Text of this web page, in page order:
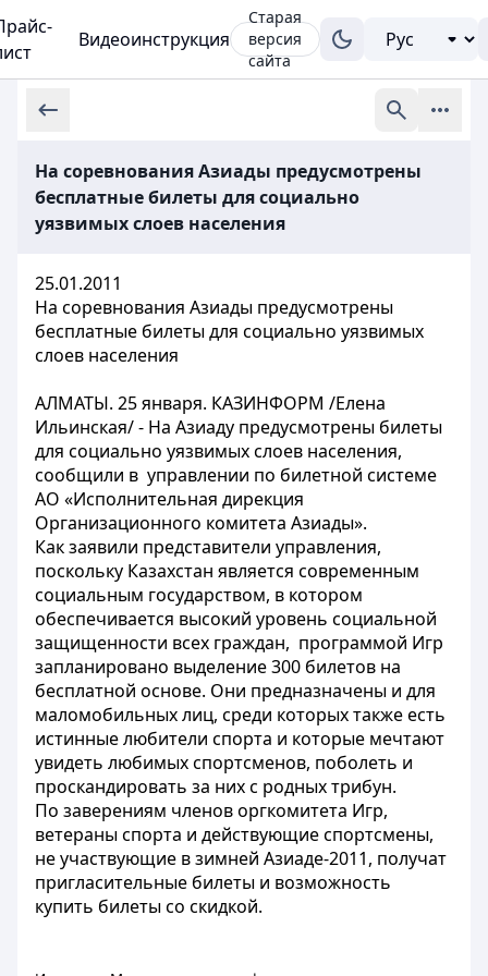
Видеоинструкция
Старая
версия
сайта
На соревнования Азиады предусмотрены
бесплатные билеты для социально
уязвимых слоев населения
25.01.2011
На соревнования Азиады предусмотрены
бесплатные билеты для социально уязвимых
слоев населения
АЛМАТЫ. 25 января. КАЗИНФОРМ /Елена
Ильинская/ - На Азиаду предусмотрены билеты
для социально уязвимых слоев населения,
сообщили в управлении по билетной системе
АО «Исполнительная дирекция
Организационного комитета Азиады».
Как заявили представители управления,
поскольку Казахстан является современным
социальным государством, в котором
обеспечивается высокий уровень социальной
защищенности всех граждан, программой Игр
запланировано выделение 300 билетов на
бесплатной основе. Они предназначены и для
маломобильных лиц, среди которых также есть
истинные любители спорта и которые мечтают
увидеть любимых спортсменов, поболеть и
проскандировать за них с родных трибун.
По заверениям членов оргкомитета Игр,
ветераны спорта и действующие спортсмены,
не участвующие в зимней Азиаде-2011, получат
пригласительные билеты и возможность
купить билеты со скидкой.